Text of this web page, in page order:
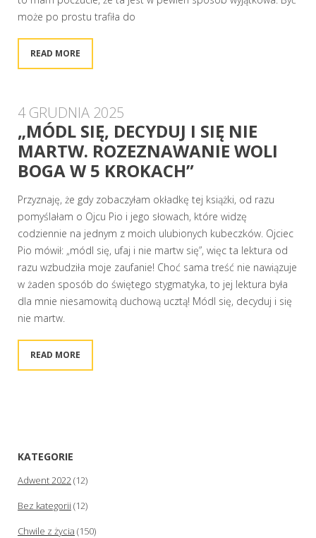
może po prostu trafiła do
READ MORE
4 GRUDNIA 2025
„MÓDL SIĘ, DECYDUJ I SIĘ NIE
MARTW. ROZEZNAWANIE WOLI
BOGA W 5 KROKACH”
Przyznaję, że gdy zobaczyłam okładkę tej książki, od razu
pomyślałam o Ojcu Pio i jego słowach, które widzę
codziennie na jednym z moich ulubionych kubeczków. Ojciec
Pio mówił: „módl się, ufaj i nie martw się”, więc ta lektura od
razu wzbudziła moje zaufanie! Choć sama treść nie nawiązuje
w żaden sposób do świętego stygmatyka, to jej lektura była
dla mnie niesamowitą duchową ucztą! Módl się, decyduj i się
nie martw.
READ MORE
KATEGORIE
Adwent 2022(12)
Bez kategorii (12)
Chwile z życia (150)